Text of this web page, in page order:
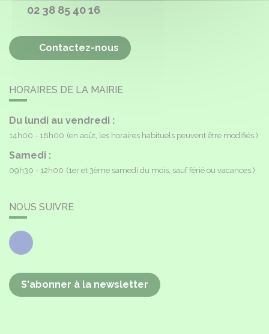
02 38 85 40 16
Contactez-nous
HORAIRES DE LA MAIRIE
Du lundi au vendredi :
14h00 - 18h00 (en août, les horaires habituels peuvent être modifiés.)
Samedi :
09h30 - 12h00 (1er et 3ème samedi du mois, sauf férié ou vacances.)
NOUS SUIVRE
Facebook
S'abonner à la newsletter